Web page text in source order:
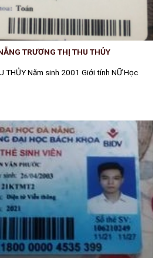
TRƯƠNG THỊ THU THỦY
THỦY Năm sinh 2001 Giới tính NỮ Học